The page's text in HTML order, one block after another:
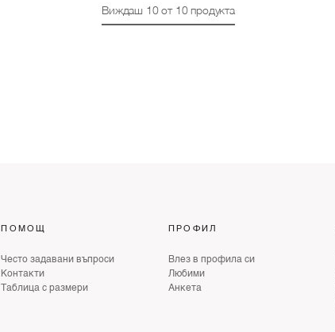
Виждаш 10от 10продукта
ПОМОЩ
Често задавани въпроси
Контакти
Таблица с размери
ПРОФИЛ
Влез в профила си
Любими
Анкета